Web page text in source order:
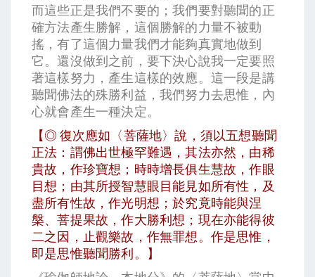
而這些正是我們不要的；我們要對聽聞的正
確方法產生勝解，這個勝解的力量不被動
搖，有了這個力量我們才能夠真實地做到
它。還沒做到之前，要下決心說我一定要照
著這樣努力，產生這樣的效應。這一段是講
聽聞佛法的殊勝利益，我們努力去思惟，內
心就會產生一種決定。
【◎ 復次應如〈菩薩地〉說，須以五想聽聞
正法：謂佛出世極罕難遇，其法亦然，由稀
貴故，作珍寶想；時時增長俱生慧故，作眼
目想；由其所授智慧眼目能見如所有性，及
盡所有性故，作光明想；於究竟時能與涅
槃、菩提果故，作大勝利想；現在亦能得彼
二之因，止觀樂故，作無罪想。作是思惟，
即是思惟聽聞勝利。】